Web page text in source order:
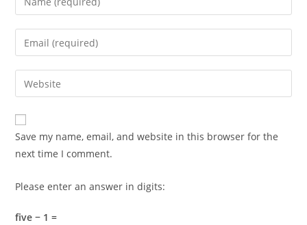
your
name
comment
Enter
your
email
address
comment
Enter
your
website
URL
(optional)
Save my name, email, and website in this browser for the
next time I comment.
Please enter an answer in digits:
five − 1 =